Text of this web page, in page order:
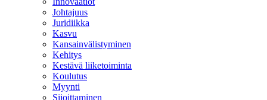
Johtajuus
Juridiikka
Kasvu
Kansainvälistyminen
Kehitys
Kestävä liiketoiminta
Koulutus
Myynti
Sijoittaminen